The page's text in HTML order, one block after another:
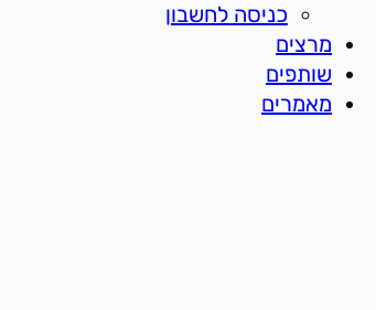
כניסה לחשבון
מרצים
שותפים
מאמרים